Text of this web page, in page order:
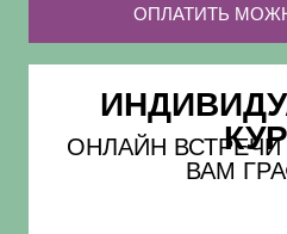
ОПЛАТИТЬ
ОНЛАЙН
ВАМ